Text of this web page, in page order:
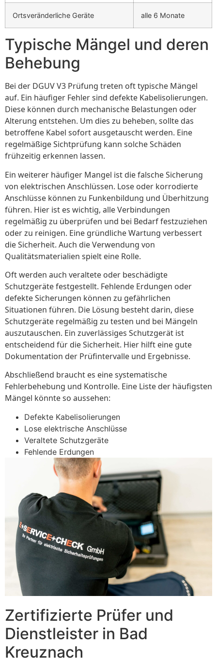
Ortsveränderliche Geräte alle 6 Monate
Typische Mängel und deren
Behebung
Bei der DGUV V3 Prüfung treten oft typische Mängel
auf. Ein häufiger Fehler sind defekte Kabelisolierungen.
Diese können durch mechanische Belastungen oder
Alterung entstehen. Um dies zu beheben, sollte das
betroffene Kabel sofort ausgetauscht werden. Eine
regelmäßige Sichtprüfung kann solche Schäden
frühzeitig erkennen lassen.
Ein weiterer häufiger Mangel ist die falsche Sicherung
von elektrischen Anschlüssen. Lose oder korrodierte
Anschlüsse können zu Funkenbildung und Überhitzung
führen. Hier ist es wichtig, alle Verbindungen
regelmäßig zu überprüfen und bei Bedarf festzuziehen
oder zu reinigen. Eine gründliche Wartung verbessert
die Sicherheit. Auch die Verwendung von
Qualitätsmaterialien spielt eine Rolle.
Oft werden auch veraltete oder beschädigte
Schutzgeräte festgestellt. Fehlende Erdungen oder
defekte Sicherungen können zu gefährlichen
Situationen führen. Die Lösung besteht darin, diese
Schutzgeräte regelmäßig zu testen und bei Mängeln
auszutauschen. Ein zuverlässiges Schutzgerät ist
entscheidend für die Sicherheit. Hier hilft eine gute
Dokumentation der Prüfintervalle und Ergebnisse.
Abschließend braucht es eine systematische
Fehlerbehebung und Kontrolle. Eine Liste der häufigsten
Mängel könnte so aussehen:
Defekte Kabelisolierungen
Lose elektrische Anschlüsse
Veraltete Schutzgeräte
Fehlende Erdungen
Zertifizierte Prüfer und
Dienstleister in Bad
Kreuznach